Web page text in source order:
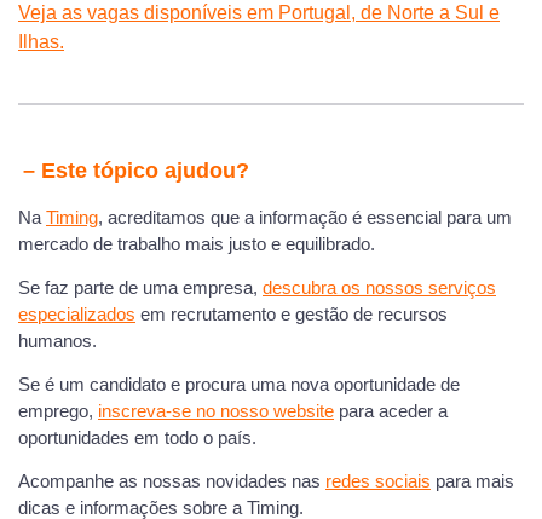
Veja as vagas disponíveis em Portugal, de Norte a Sul e
Ilhas.
– Este tópico ajudou?
Na Timing, acreditamos que a informação é essencial para um
mercado de trabalho mais justo e equilibrado.
Se faz parte de uma empresa, descubra os nossos serviços
especializados em recrutamento e gestão de recursos
humanos.
Se é um candidato e procura uma nova oportunidade de
emprego, inscreva-se no nosso website para aceder a
oportunidades em todo o país.
Acompanhe as nossas novidades nas redes sociais para mais
dicas e informações sobre a Timing.